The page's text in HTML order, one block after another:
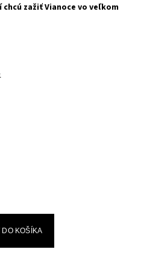
zažiť Vianoce vo veľkom
DO KOŠÍKA